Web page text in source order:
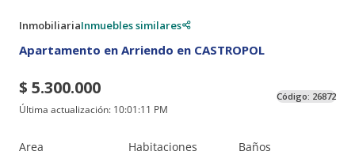
InmobiliariaInmuebles similares
Apartamento en Arriendo en CASTROPOL
$ 5.300.000
Última actualización: 10:01:11 PM
Código: 26872
Area Habitaciones Baños